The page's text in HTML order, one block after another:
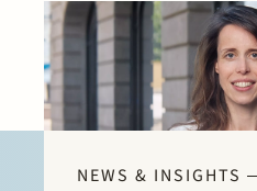
NEWS & INSIGHTS